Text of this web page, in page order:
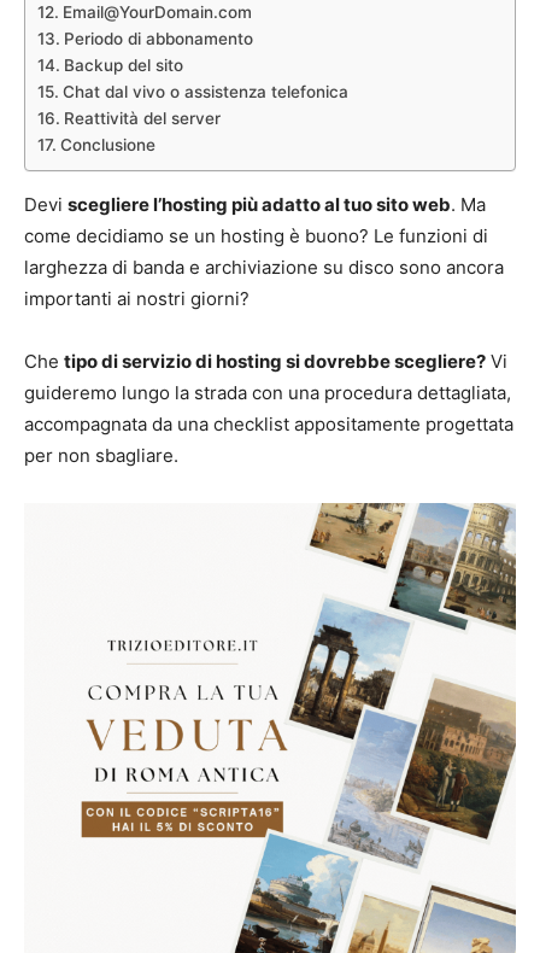
Email@YourDomain.com
Periodo di abbonamento
Backup del sito
Chat dal vivo o assistenza telefonica
Reattività del server
Conclusione
Devi scegliere l’hosting più adatto al tuo sito web. Ma
come decidiamo se un hosting è buono? Le funzioni di
larghezza di banda e archiviazione su disco sono ancora
importanti ai nostri giorni?
Che tipo di servizio di hosting si dovrebbe scegliere? Vi
guideremo lungo la strada con una procedura dettagliata,
accompagnata da una checklist appositamente progettata
per non sbagliare.